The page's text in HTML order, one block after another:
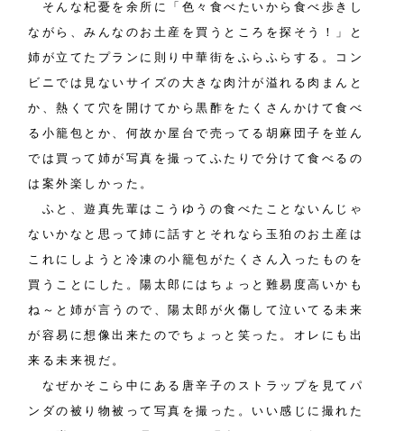
そんな杞憂を余所に「色々食べたいから食べ歩きし
ながら、みんなのお土産を買うところを探そう！」と
姉が立てたプランに則り中華街をふらふらする。コン
ビニでは見ないサイズの大きな肉汁が溢れる肉まんと
か、熱くて穴を開けてから黒酢をたくさんかけて食べ
る小籠包とか、何故か屋台で売ってる胡麻団子を並ん
では買って姉が写真を撮ってふたりで分けて食べるの
は案外楽しかった。
ふと、遊真先輩はこうゆうの食べたことないんじゃ
ないかなと思って姉に話すとそれなら玉狛のお土産は
これにしようと冷凍の小籠包がたくさん入ったものを
買うことにした。陽太郎にはちょっと難易度高いかも
ね～と姉が言うので、陽太郎が火傷して泣いてる未来
が容易に想像出来たのでちょっと笑った。オレにも出
来る未来視だ。
なぜかそこら中にある唐辛子のストラップを見てパ
ンダの被り物被って写真を撮った。いい感じに撮れた